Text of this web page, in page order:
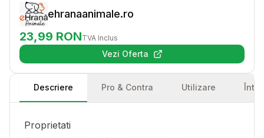
ehranaanimale.ro
23,99 RONTVA Inclus
Vezi Oferta(se deschide într-o filă nouă)
Descriere Pro & Contra Utilizare
Proprietati